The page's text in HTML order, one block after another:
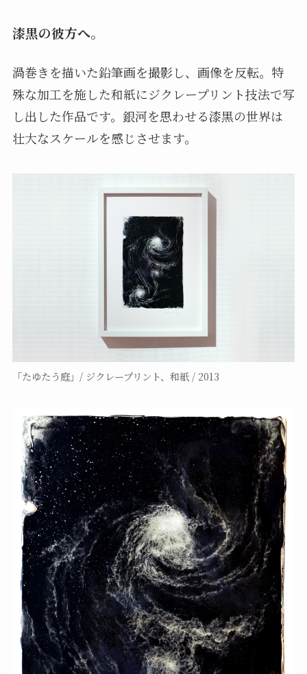
漆黒の彼方へ。
渦巻きを描いた鉛筆画を撮影し、画像を反転。特
殊な加工を施した和紙にジクレープリント技法で写
し出した作品です。銀河を思わせる漆黒の世界は
壮大なスケールを感じさせます。
「たゆたう庭」/ ジクレープリント、和紙 / 2013